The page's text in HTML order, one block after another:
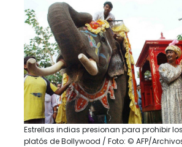
Estrellas indias presionan para prohibir
platós de Bollywood / Foto: © AFP/